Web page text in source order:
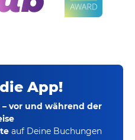
App!
vor und während der
auf Deine Buchungen